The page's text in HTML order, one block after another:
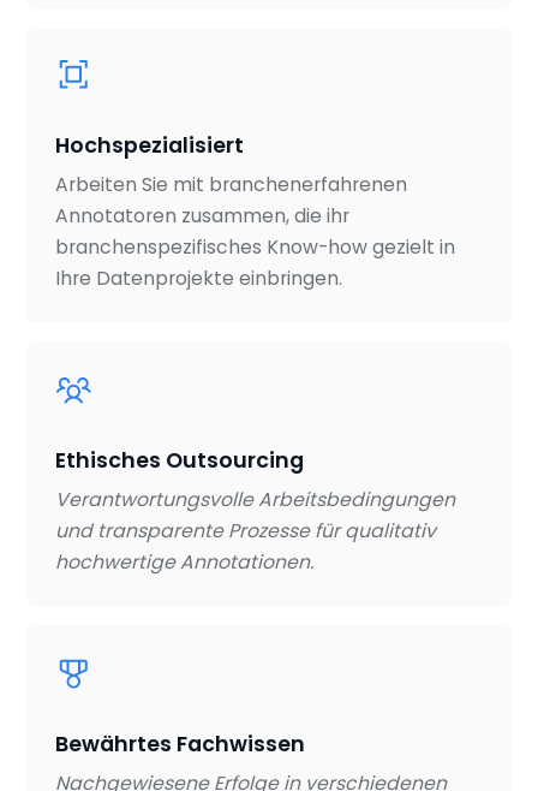
Hochspezialisiert
Arbeiten Sie mit branchenerfahrenen
Annotatoren zusammen, die ihr
branchenspezifisches Know-how gezielt in
Ihre Datenprojekte einbringen.
Ethisches Outsourcing
Verantwortungsvolle Arbeitsbedingungen
und transparente Prozesse für qualitativ
hochwertige Annotationen.
Bewährtes Fachwissen
Nachgewiesene Erfolge in verschiedenen